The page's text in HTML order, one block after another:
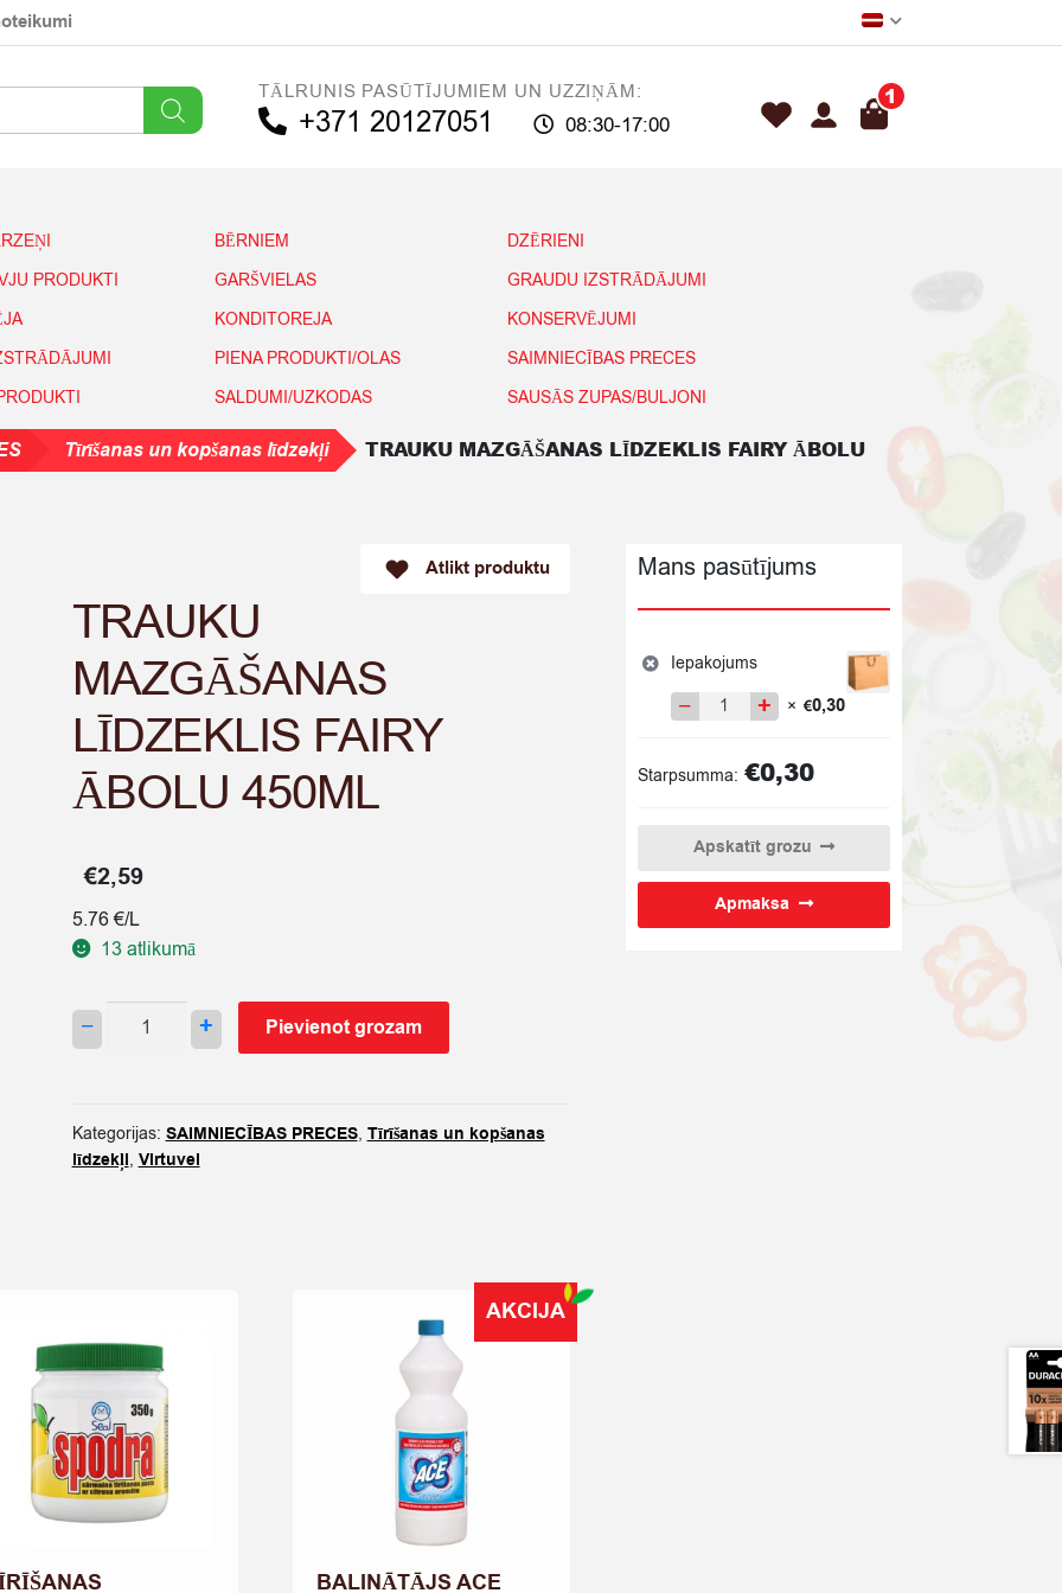
TĀLRUNIS PASŪTĪJUMIEM UN UZZIŅĀM:
+371 20127051 08:30-17:00
1
BĒRNIEM
DZĒRIENI
PRODUKTI
GARŠVIELAS
GRAUDU IZSTRĀDĀJUMI
KONDITOREJA
KONSERVĒJUMI
PIENA PRODUKTI/OLAS
SAIMNIECĪBAS PRECES
SALDUMI/UZKODAS SAUSĀS ZUPAS/BULJONI
Tīrīšanas un kopšanas līdzekļi TRAUKU MAZGĀŠANAS LĪDZEKLIS FAIRY ĀBOLU
Atlikt produktu
TRAUKU
MAZGĀŠANAS
LĪDZEKLIS FAIRY
ĀBOLU 450ML
€2,59
5.76 €/L
13 atlikumā
−
TRAUKU
MAZGĀŠANAS
ĀBOLU
450ML
+ Pievienot grozam
Kategorijas: SAIMNIECĪBAS PRECES, Tīrīšanas un kopšanas
līdzekļi, Virtuvei
BALINĀTĀJS ACE
AKCIJA
Mans pasūtījums
Iepakojums
−
Iepakojums+ × €0,30
Starpsumma: €0,30
Apskatīt grozu
Apmaksa